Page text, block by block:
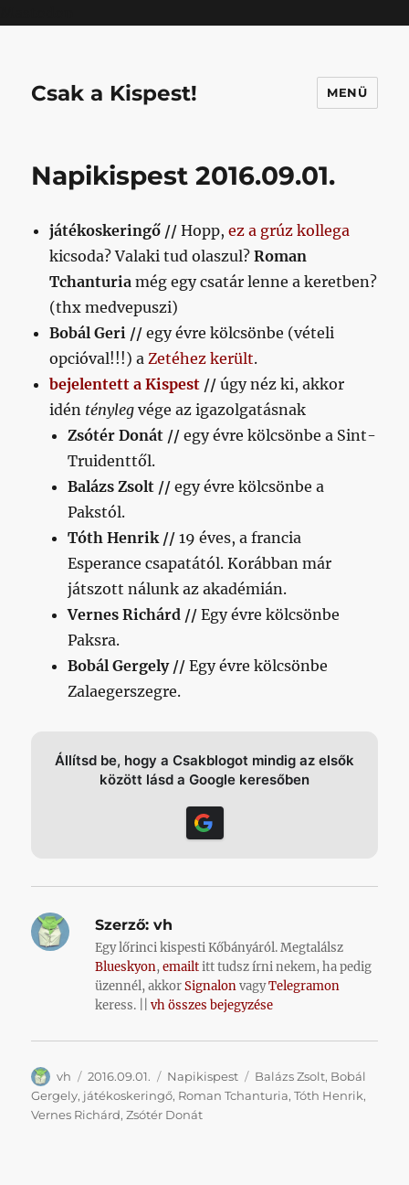
Csak a Kispest! MENÜ
Napikispest 2016.09.01.
játékoskeringő //Hopp,ez a grúz kollega
kicsoda? Valaki tud olaszul?Roman
Tchanturia még egy csatár lenne a keretben?
(thx medvepuszi)
Bobál Geri //egy évre kölcsönbe (vételi
opcióval!!!) aZetéhez került.
bejelentett a Kispest //úgy néz ki, akkor
idén tényleg vége az igazolgatásnak
Zsótér Donát //egy évre kölcsönbe a Sint-
Truidenttől.
Balázs Zsolt // egy évre kölcsönbe a
Pakstól.
Tóth Henrik //19 éves, a francia
Esperance csapatától. Korábban már
játszott nálunk az akadémián.
Vernes Richárd // Egy évre kölcsönbe
Paksra.
Bobál Gergely //Egy évre kölcsönbe
Zalaegerszegre.
Állítsd be, hogy a Csakblogot mindig az elsők
között lásd a Google keresőben
Szerző: vh
Egy lőrinci kispesti Kőbányáról. Megtalálsz
Blueskyon,emailtitt tudsz írni nekem, ha pedig
üzennél, akkorSignalonvagyTelegramon
keress. ||vh összes bejegyzése
Szerző
vh Közzétéve
2016.09.01. Kategória
Napikispest Címke
Balázs Zsolt, Bobál
Gergely, játékoskeringő, Roman Tchanturia,Tóth Henrik,
Vernes Richárd,Zsótér Donát